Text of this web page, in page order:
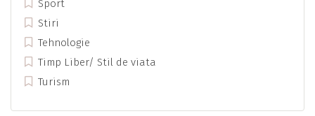
Sport
Stiri
Tehnologie
Timp Liber/ Stil de viata
Turism